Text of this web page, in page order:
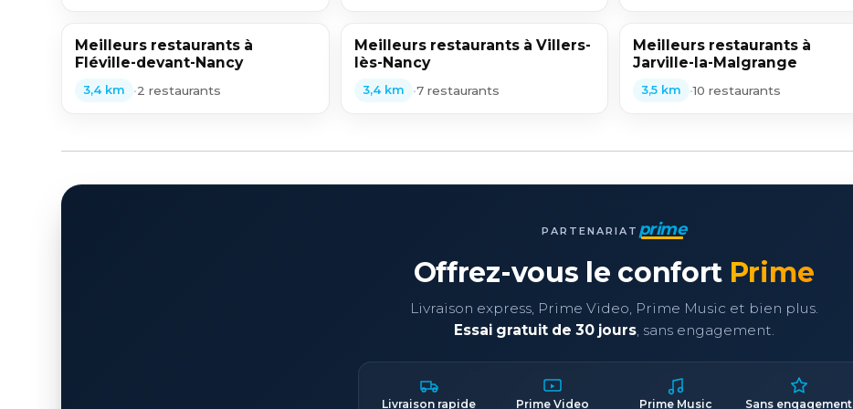
Meilleurs restaurants à
Fléville-devant-Nancy
3,4 km •2 restaurants
Meilleurs restaurants à Villers-
lès-Nancy
3,4 km •7 restaurants
Meilleurs restaurants à
Jarville-la-Malgrange
3,5 km •10 restaurants
PARTENARIAT prime
Offrez-vous le confort Prime
Livraison express, Prime Video, Prime Music et bien plus.
Essai gratuit de 30 jours, sans engagement.
Livraison rapide Prime Video Prime Music Sans engagement